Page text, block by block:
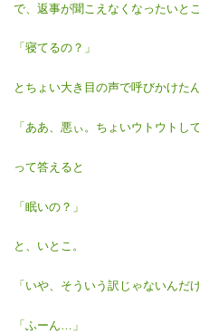
で、返事が聞こえなくなったいと
「寝てるの？」
とちょい大き目の声で呼びかけた
「ああ、悪ぃ。ちょいウトウトし
って答えると
「眠いの？」
と、いとこ。
「いや、そういう訳じゃないんだ
「ふーん…」